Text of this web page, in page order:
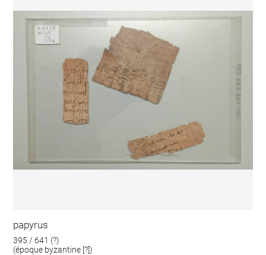
papyrus
395 / 641 (?)
(époque byzantine [?])